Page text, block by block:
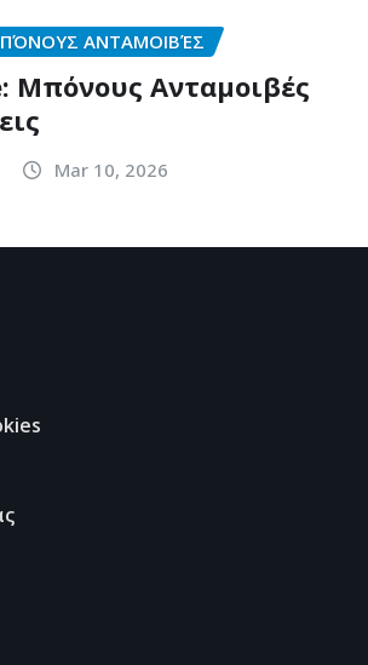
ΜΠΌΝΟΥΣ ΑΝΤΑΜΟΙΒΈΣ
Μπόνους Ανταμοιβές
Mar 10, 2026